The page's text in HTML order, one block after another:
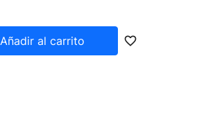
Añadir al carrito favorite_border